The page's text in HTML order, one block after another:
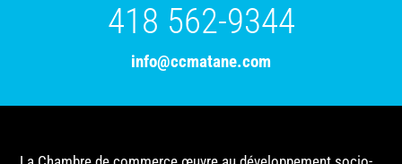
418 562-9344
info@ccmatane.com